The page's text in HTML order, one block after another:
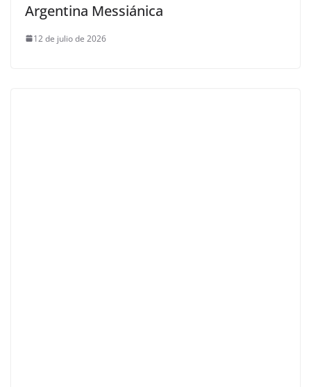
Argentina Messiánica
12 de julio de 2026